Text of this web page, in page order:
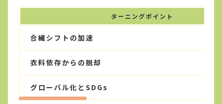
ターニングポイント
合繊シフトの加速
衣料依存からの脱却
グローバル化とSDGs